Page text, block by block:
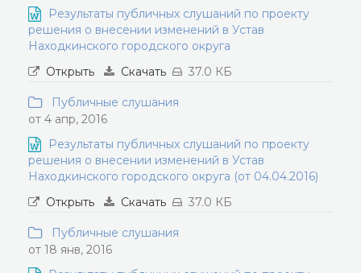
Результаты публичных слушаний по проекту
решения о внесении изменений в Устав
Находкинского городского округа
Открыть
Скачать 37.0 КБ
Публичные слушания
от 4 апр, 2016
Результаты публичных слушаний по проекту
решения о внесении изменений в Устав
Находкинского городского округа (от 04.04.2016)
Открыть
Скачать 37.0 КБ
Публичные слушания
от 18 янв, 2016